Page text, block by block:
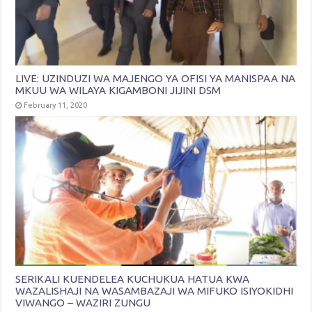
LIVE: UZINDUZI WA MAJENGO YA OFISI YA MANISPAA NA
MKUU WA WILAYA KIGAMBONI JIJINI DSM
February 11, 2020
SERIKALI KUENDELEA KUCHUKUA HATUA KWA
WAZALISHAJI NA WASAMBAZAJI WA MIFUKO ISIYOKIDHI
VIWANGO – WAZIRI ZUNGU